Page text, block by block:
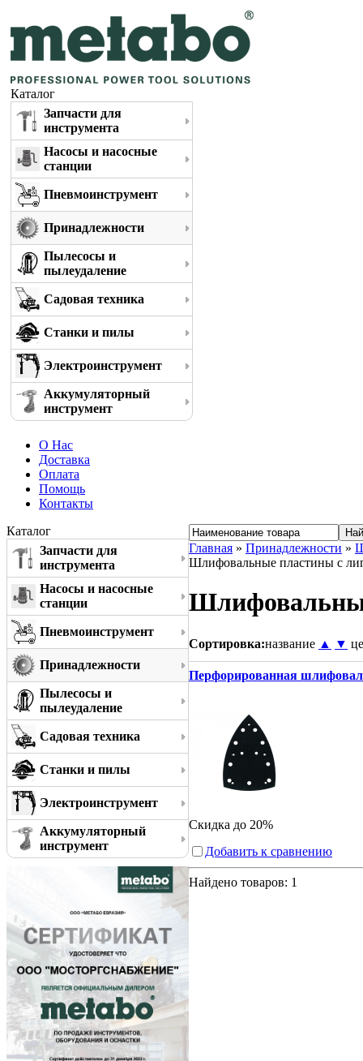
Каталог
Запчасти для
инструмента
Насосы и насосные
станции
Пневмоинструмент
Принадлежности
Пылесосы и
пылеудаление
Садовая техника
Станки и пилы
Электроинструмент
Аккумуляторный
инструмент
О Нас
Доставка
Оплата
Помощь
Контакты
Каталог
Запчасти для
инструмента
Насосы и насосные
станции
Пневмоинструмент
Принадлежности
Пылесосы и
пылеудаление
Садовая техника
Станки и пилы
Электроинструмент
Аккумуляторный
инструмент
Главная » Принадлежности »
Шлифовальные пластины с
Сортировка:название ▲ ▼
Перфорированная
Скидка до 20%
Добавить к сравнению
Найдено товаров: 1